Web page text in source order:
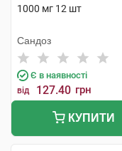
1000 мг 12 шт
Сандоз
Є в наявності
від 127.40 грн
КУПИТИ